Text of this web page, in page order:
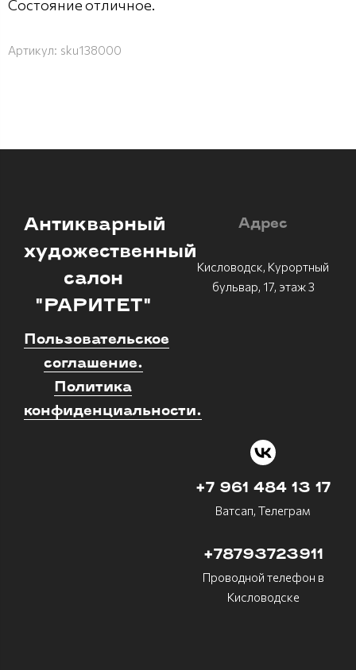
Состояние отличное.
Артикул: sku138000
Антикварный
художественный
салон
"РАРИТЕТ"
Пользовательское
соглашение.
Политика
конфиденциальности.
Адрес
Кисловодск, Курортный
бульвар, 17, этаж 3
+7 961 484 13 17
Ватсап, Телеграм
+78793723911
Проводной телефон в
Кисловодске